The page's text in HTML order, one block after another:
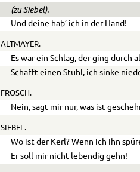
(zu Siebel).
Und deine hab’ ich in der Hand!
ALTMAYER.
Es war ein Schlag, der ging durch
Schafft einen Stuhl, ich sinke
FROSCH.
Nein, sagt mir nur, was ist
SIEBEL.
Wo ist der Kerl? Wenn ich ihn
Er soll mir nicht lebendig gehn!